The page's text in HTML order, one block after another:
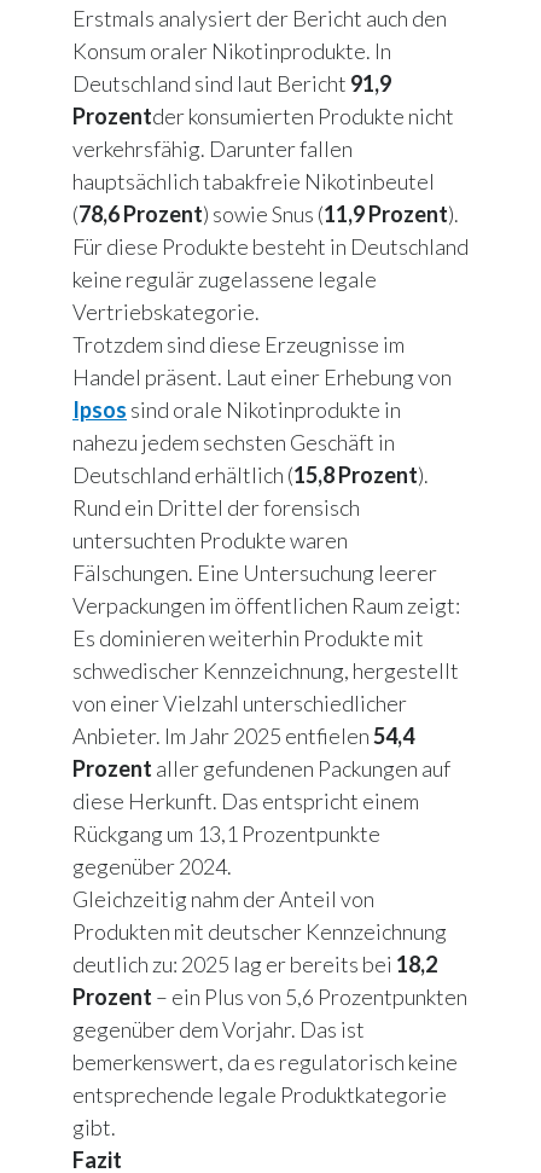
Erstmals analysiert der Bericht auch den
Konsum oraler Nikotinprodukte. In
Deutschland sind laut Bericht 91,9
Prozentder konsumierten Produkte nicht
verkehrsfähig. Darunter fallen
hauptsächlich tabakfreie Nikotinbeutel
(78,6 Prozent) sowie Snus (11,9 Prozent).
Für diese Produkte besteht in Deutschland
keine regulär zugelassene legale
Vertriebskategorie.
Trotzdem sind diese Erzeugnisse im
Handel präsent. Laut einer Erhebung von
Ipsos sind orale Nikotinprodukte in
nahezu jedem sechsten Geschäft in
Deutschland erhältlich (15,8 Prozent).
Rund ein Drittel der forensisch
untersuchten Produkte waren
Fälschungen. Eine Untersuchung leerer
Verpackungen im öffentlichen Raum zeigt:
Es dominieren weiterhin Produkte mit
schwedischer Kennzeichnung, hergestellt
von einer Vielzahl unterschiedlicher
Anbieter. Im Jahr 2025 entfielen54,4
Prozent aller gefundenen Packungen auf
diese Herkunft. Das entspricht einem
Rückgang um 13,1 Prozentpunkte
gegenüber 2024.
Gleichzeitig nahm der Anteil von
Produkten mit deutscher Kennzeichnung
deutlich zu: 2025 lag er bereits bei 18,2
Prozent – ein Plus von 5,6 Prozentpunkten
gegenüber dem Vorjahr. Das ist
bemerkenswert, da es regulatorisch keine
entsprechende legale Produktkategorie
gibt.
Fazit